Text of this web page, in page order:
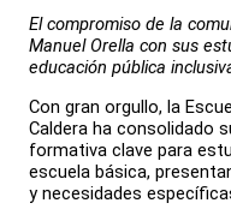
El compromiso de la
Manuel Orella con sus
educación pública
Con gran orgullo, la
Caldera ha consolidado
formativa clave para
escuela básica,
y necesidades